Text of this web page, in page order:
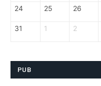
24 25 26
31 1 2
PUB